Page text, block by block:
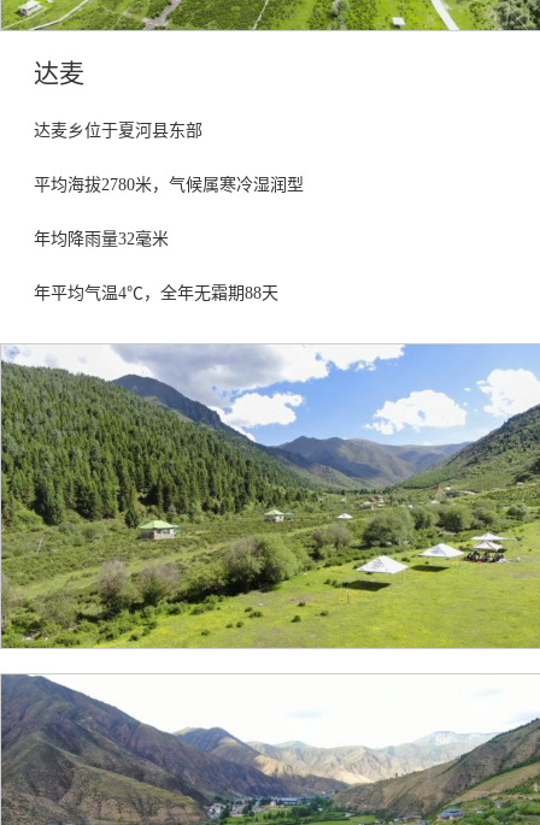
达麦
达麦乡位于夏河县东部
平均海拔2780米， 气候属寒冷湿润型
年均降雨量32毫米
年平均气温4℃，全年无霜期88天